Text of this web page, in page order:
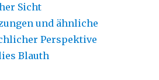
Sicht
und ähnliche
Perspektive
Blauth